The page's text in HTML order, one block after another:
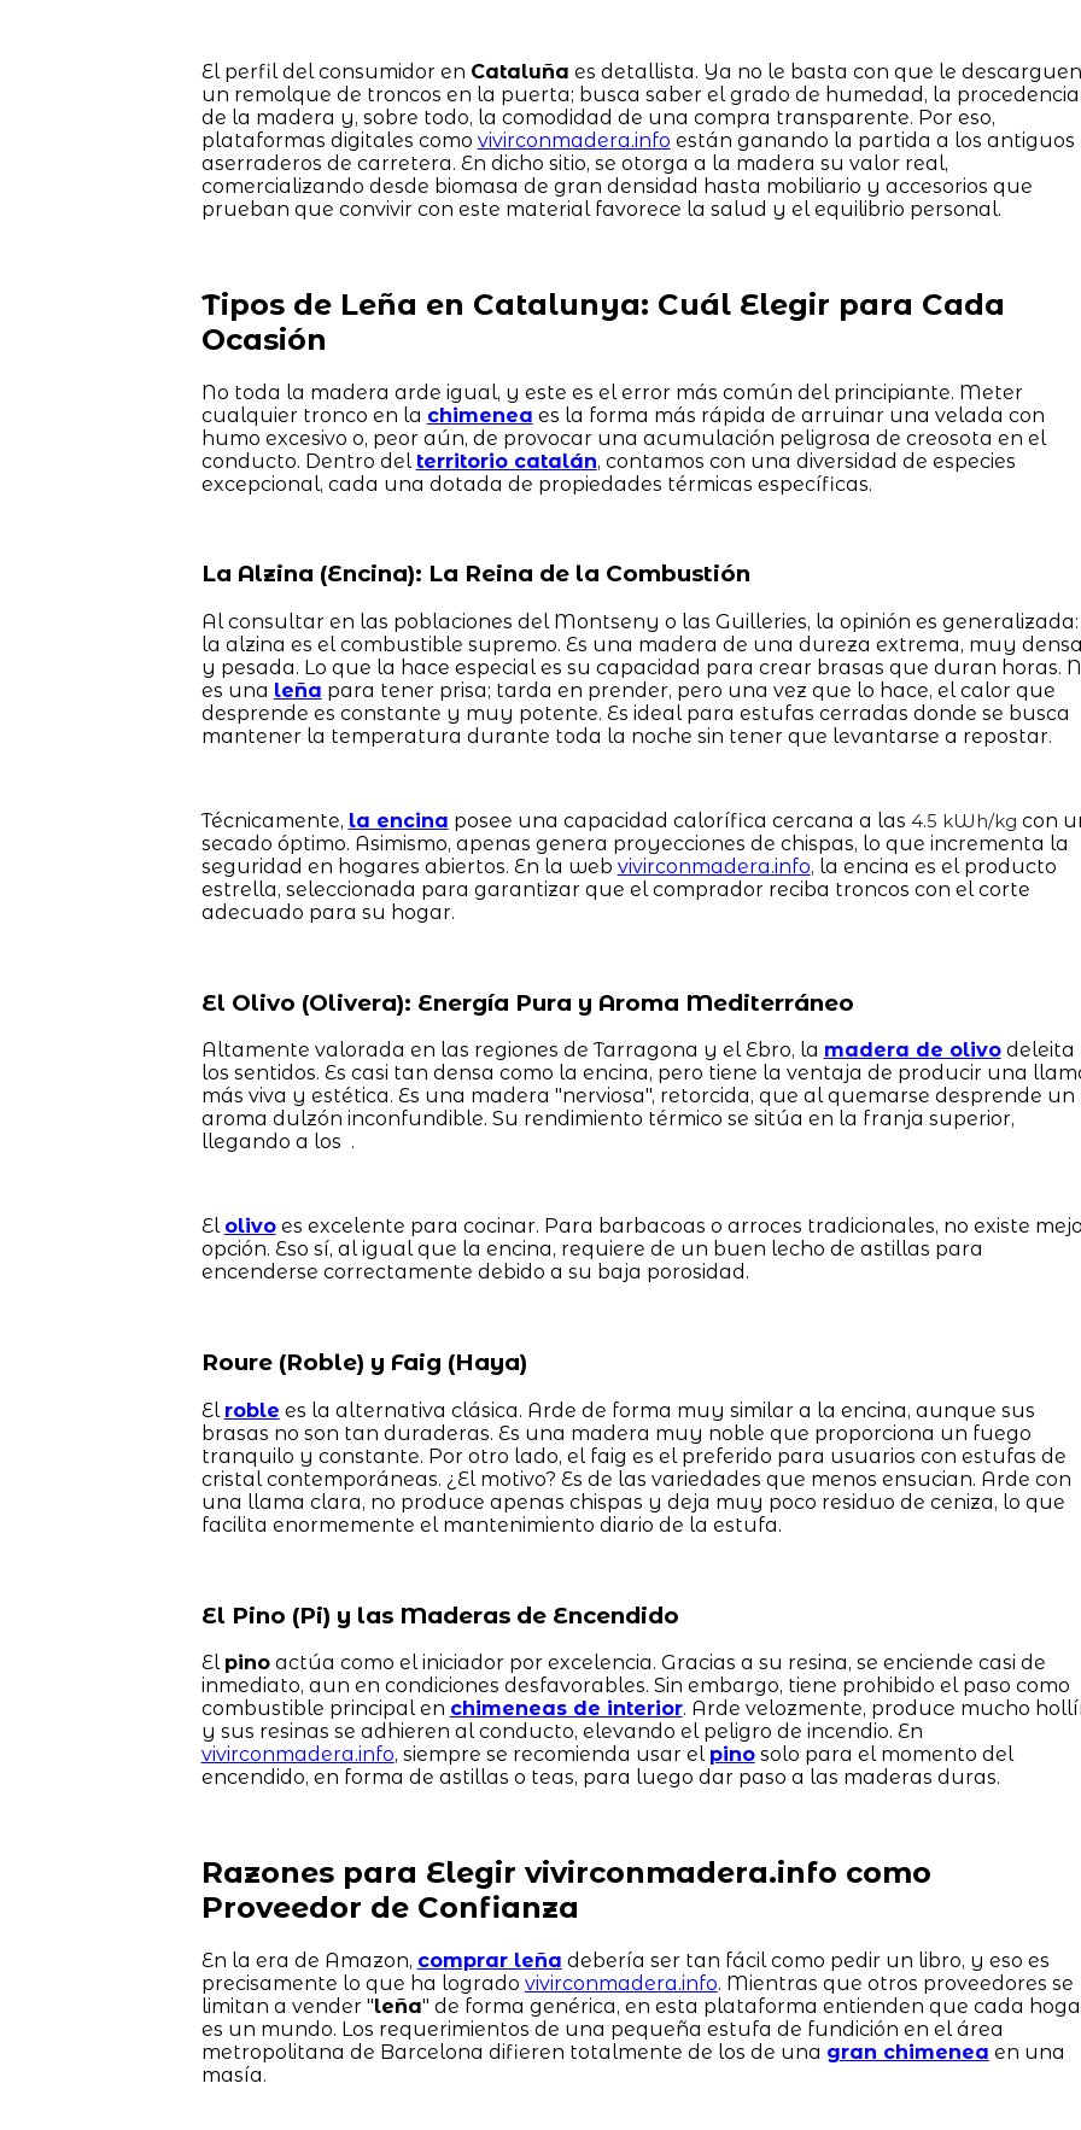
El perfil del consumidor en Cataluña es detallista. Ya no le basta con que le descarguen
un remolque de troncos en la puerta; busca saber el grado de humedad, la procedencia
de la madera y, sobre todo, la comodidad de una compra transparente. Por eso,
plataformas digitales como vivirconmadera.info están ganando la partida a los antiguos
aserraderos de carretera. En dicho sitio, se otorga a la madera su valor real,
comercializando desde biomasa de gran densidad hasta mobiliario y accesorios que
prueban que convivir con este material favorece la salud y el equilibrio personal.
Tipos de Leña en Catalunya: Cuál Elegir para Cada
Ocasión
No toda la madera arde igual, y este es el error más común del principiante. Meter
cualquier tronco en la chimenea es la forma más rápida de arruinar una velada con
humo excesivo o, peor aún, de provocar una acumulación peligrosa de creosota en el
conducto. Dentro del territorio catalán, contamos con una diversidad de especies
excepcional, cada una dotada de propiedades térmicas específicas.
La Alzina (Encina): La Reina de la Combustión
Al consultar en las poblaciones del Montseny o las Guilleries, la opinión es generalizada:
la alzina es el combustible supremo. Es una madera de una dureza extrema, muy
y pesada. Lo que la hace especial es su capacidad para crear brasas que duran horas.
es una leña para tener prisa; tarda en prender, pero una vez que lo hace, el calor que
desprende es constante y muy potente. Es ideal para estufas cerradas donde se busca
mantener la temperatura durante toda la noche sin tener que levantarse a repostar.
Técnicamente, la encina posee una capacidad calorífica cercana a las 4.5 kWh/kg con
secado óptimo. Asimismo, apenas genera proyecciones de chispas, lo que incrementa la
seguridad en hogares abiertos. En la web vivirconmadera.info, la encina es el producto
estrella, seleccionada para garantizar que el comprador reciba troncos con el corte
adecuado para su hogar.
El Olivo (Olivera): Energía Pura y Aroma Mediterráneo
Altamente valorada en las regiones de Tarragona y el Ebro, la madera de olivodeleita
los sentidos. Es casi tan densa como la encina, pero tiene la ventaja de producir una
más viva y estética. Es una madera "nerviosa", retorcida, que al quemarse desprende un
aroma dulzón inconfundible. Su rendimiento térmico se sitúa en la franja superior,
llegando a los .
El olivoes excelente para cocinar. Para barbacoas o arroces tradicionales, no existe
opción. Eso sí, al igual que la encina, requiere de un buen lecho de astillas para
encenderse correctamente debido a su baja porosidad.
Roure (Roble) y Faig (Haya)
El roble es la alternativa clásica. Arde de forma muy similar a la encina, aunque sus
brasas no son tan duraderas. Es una madera muy noble que proporciona un fuego
tranquilo y constante. Por otro lado, el faig es el preferido para usuarios con estufas de
cristal contemporáneas. ¿El motivo? Es de las variedades que menos ensucian. Arde con
una llama clara, no produce apenas chispas y deja muy poco residuo de ceniza, lo que
facilita enormemente el mantenimiento diario de la estufa.
El Pino (Pi) y las Maderas de Encendido
El pinoactúa como el iniciador por excelencia. Gracias a su resina, se enciende casi de
inmediato, aun en condiciones desfavorables. Sin embargo, tiene prohibido el paso como
combustible principal en chimeneas de interior. Arde velozmente, produce mucho
y sus resinas se adhieren al conducto, elevando el peligro de incendio. En
vivirconmadera.info, siempre se recomienda usar el pinosolo para el momento del
encendido, en forma de astillas o teas, para luego dar paso a las maderas duras.
Razones para Elegir vivirconmadera.info como
Proveedor de Confianza
En la era de Amazon, comprar leña debería ser tan fácil como pedir un libro, y eso es
precisamente lo que ha logrado vivirconmadera.info. Mientras que otros proveedores se
limitan a vender "leña" de forma genérica, en esta plataforma entienden que cada
es un mundo. Los requerimientos de una pequeña estufa de fundición en el área
metropolitana de Barcelona difieren totalmente de los de una gran chimenea en una
masía.